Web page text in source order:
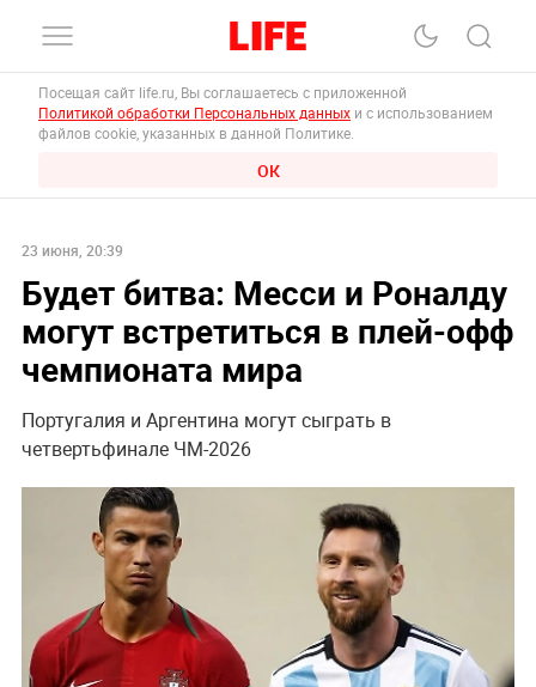
Посещая сайт life.ru, Вы соглашаетесь с приложенной
Политикой обработки Персональных данных и с использованием
файлов cookie, указанных в данной Политике.
ОК
23 июня, 20:39
Будет битва: Месси и Роналду
могут встретиться в плей-офф
чемпионата мира
Португалия и Аргентина могут сыграть в
четвертьфинале ЧМ-2026